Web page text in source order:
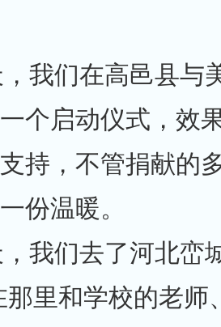
我们在高邑县与
个启动仪式，效
持，不管捐献的
份温暖。
我们去了河北峦
那里和学校的老师